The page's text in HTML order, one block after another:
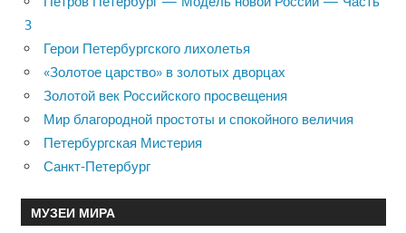
3
Герои Петербургского лихолетья
«Золотое царство» в золотых дворцах
Золотой век Российского просвещения
Мир благородной простоты и спокойного величия
Петербургская Мистерия
Санкт-Петербург
МУЗЕИ МИРА